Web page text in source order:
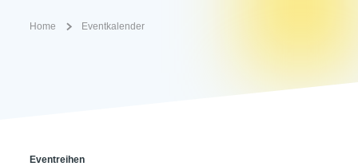
Home Eventkalender
Eventreihen